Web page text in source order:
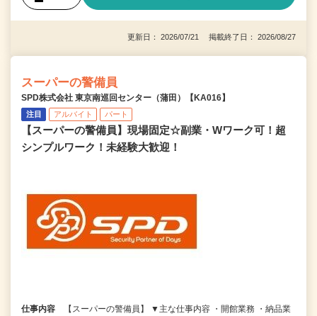
更新日： 2026/07/21 掲載終了日： 2026/08/27
スーパーの警備員
SPD株式会社 東京南巡回センター（蒲田）【KA016】
注目 アルバイト パート
【スーパーの警備員】現場固定☆副業・Wワーク可！超
シンプルワーク！未経験大歓迎！
仕事内容
【スーパーの警備員】 ▼主な仕事内容 ・開館業務 ・納品業